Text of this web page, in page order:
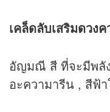
เคล็ดลับเสริมดวง
อัญมณี สี ที่จะมีพลั
อะความารีน , สีฟ้า